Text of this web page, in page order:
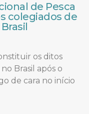
de Pesca
colegiados de
os ditos
Brasil após o
de cara no início